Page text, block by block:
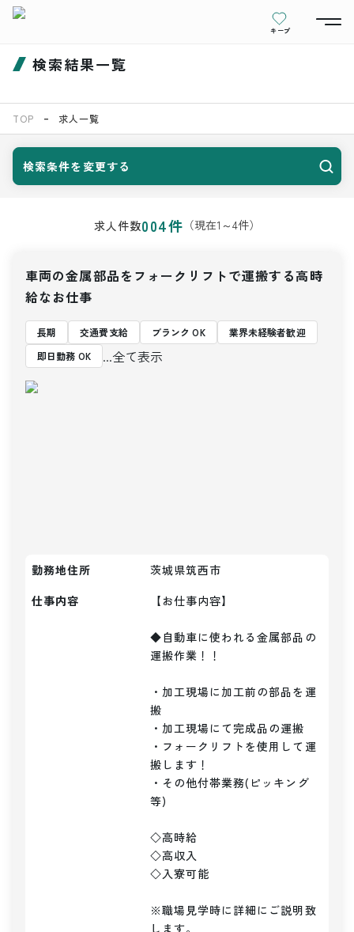
キープ
検索結果一覧
TOP 求人一覧
検索条件を変更する
求人件数004件 （現在1 ～4件）
車両の金属部品をフォークリフトで運搬する高時
給なお仕事
長期 交通費支給 ブランク OK
業界未経験者歓迎
即日勤務 OK
...全て表示
勤務地住所
茨城県筑西市
仕事内容
【お仕事内容】
◆自動車に使われる金属部品の
運搬作業！！
・加工現場に加工前の部品を運
搬
・加工現場にて完成品の運搬
・フォークリフトを使用して運
搬します！
・その他付帯業務(ピッキング
等)
◇高時給
◇高収入
◇入寮可能
※職場見学時に詳細にご説明致
します。